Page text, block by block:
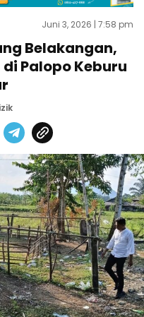
Juni 3, 2026 | 7:58 pm
Belakangan,
Palopo Keburu